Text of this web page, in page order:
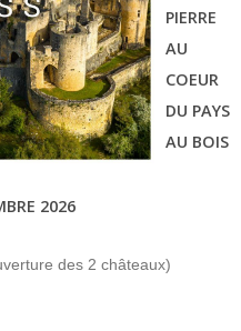
PIERRE
AU
COEUR
DU PAYS
AU BOIS
2026
des 2 châteaux)